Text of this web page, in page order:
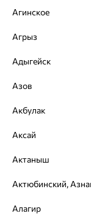
Агинское
Агрыз
Адыгейск
Азов
Акбулак
Аксай
Актаныш
Алагир